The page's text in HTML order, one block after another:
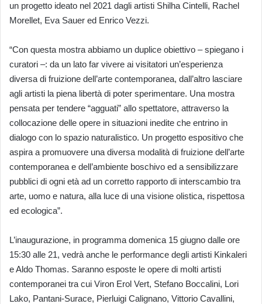
un progetto ideato nel 2021 dagli artisti Shilha Cintelli, Rachel
Morellet, Eva Sauer ed Enrico Vezzi.
“Con questa mostra abbiamo un duplice obiettivo – spiegano i
curatori –: da un lato far vivere ai visitatori un’esperienza
diversa di fruizione dell’arte contemporanea, dall’altro lasciare
agli artisti la piena libertà di poter sperimentare. Una mostra
pensata per tendere “agguati” allo spettatore, attraverso la
collocazione delle opere in situazioni inedite che entrino in
dialogo con lo spazio naturalistico. Un progetto espositivo che
aspira a promuovere una diversa modalità di fruizione dell’arte
contemporanea e dell’ambiente boschivo ed a sensibilizzare
pubblici di ogni età ad un corretto rapporto di interscambio tra
arte, uomo e natura, alla luce di una visione olistica, rispettosa
ed ecologica”.
L’inaugurazione, in programma domenica 15 giugno dalle ore
15:30 alle 21, vedrà anche le performance degli artisti Kinkaleri
e Aldo Thomas. Saranno esposte le opere di molti artisti
contemporanei tra cui Viron Erol Vert, Stefano Boccalini, Lori
Lako, Pantani-Surace, Pierluigi Calignano, Vittorio Cavallini,